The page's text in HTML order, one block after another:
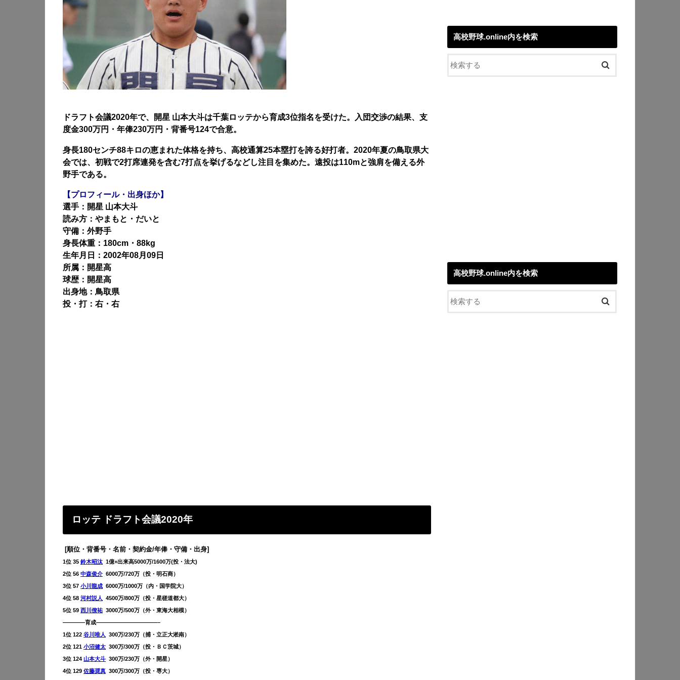
ドラフト会議2020年で、開星 山本大斗は千葉ロッテから育成3位指名を受けた。入団交渉の結果、支
度金300万円・ 年俸230万円 ・背番号124で合意。
身長180センチ88キロの恵まれた体格を持ち、高校通算25本塁打を誇る好打者。2020年夏の鳥取県大
会では、初戦で2打席連発を含む7打点を挙げるなどし注目を集めた。遠投は110mと強肩を備える外
野手である。
【プロフィール・出身ほか】
選手：開星 山本大斗
読み方：やまもと・だいと
守備：外野手
身長体重：180cm・88kg
生年月日：2002年08月09日
所属：開星高
球歴：開星高
出身地：鳥取県
投・打：右・右
ロッテ ドラフト会議2020年
[順位・背番号・名前・契約金/年俸・守備・出身]
1位 35 鈴木昭汰 1億+出来高5000万/1600万(投・法大)
2位 56 中森俊介 6000万/720万（投・明石商）
3位 57 小川龍成 6000万/1000万（内・国学院大）
4位 58 河村説人 4500万/800万（投・星槎道都大）
5位 59 西川僚祐 3000万/500万（外・東海大相模）
————育成———————————–
1位 122 谷川唯人 300万/230万（捕・立正大淞南）
2位 121 小沼健太 300万/300万（投・ＢＣ茨城）
3位 124 山本大斗 300万/230万（外・開星）
4位 129 佐藤奨真 300万/300万（投・専大）
高校野球.online内を検索
高校野球.online内を検索